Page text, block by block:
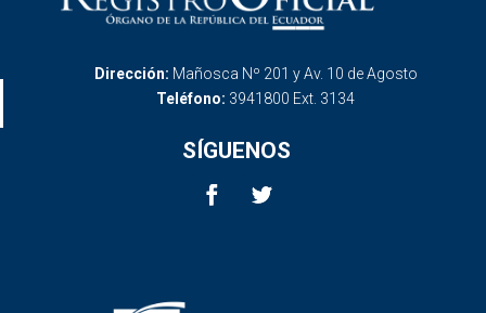
Dirección: Mañosca Nº 201 y Av. 10 de Agosto
Teléfono: 3941800 Ext. 3134
SÍGUENOS